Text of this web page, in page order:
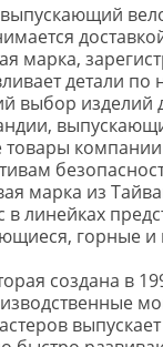
марка,
детали
выбор изделий
марка из
в линейках
горные
создана в